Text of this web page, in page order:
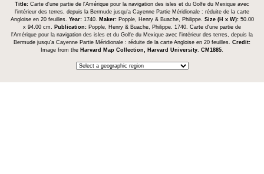
Title: Carte d'une partie de l'Amérique pour la navigation des isles et du Golfe du Mexique avec
l'intérieur des terres, depuis la Bermude jusqu'a Cayenne Partie Méridionale : réduite de la carte
Angloise en 20 feuilles. Year: 1740. Maker: Popple, Henry & Buache, Philippe. Size (H x W): 50.00
x 94.00 cm.
Publication: Popple, Henry & Buache, Philippe. 1740. Carte d'une partie de
l'Amérique pour la navigation des isles et du Golfe du Mexique avec l'intérieur des terres, depuis la
Bermude jusqu'a Cayenne Partie Méridionale : réduite de la carte Angloise en 20 feuilles. Credit:
Image from the Harvard Map Collection, Harvard University CM1885